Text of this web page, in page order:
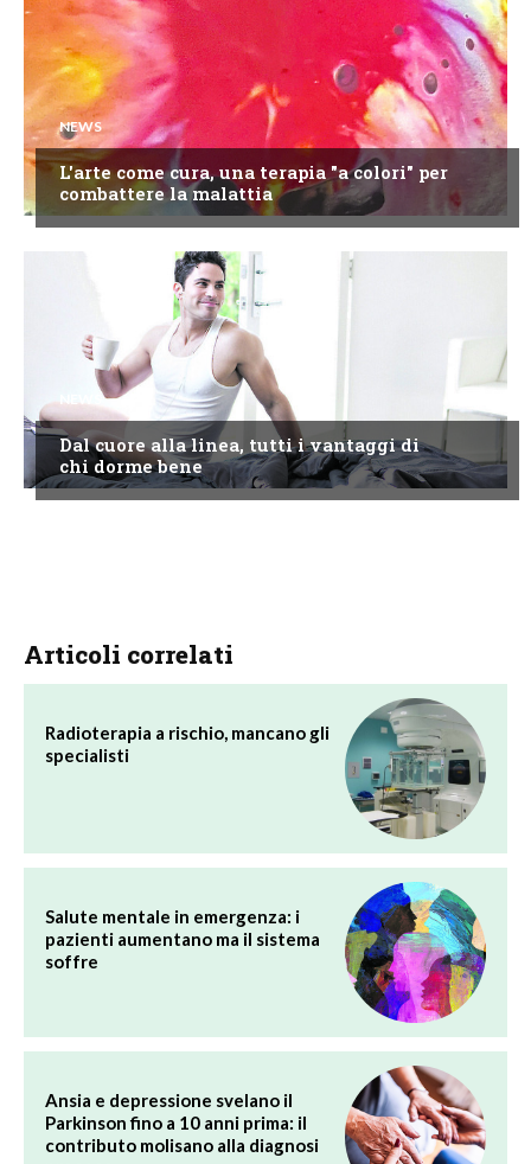
NEWS
L'arte come cura, una terapia "a colori" per
combattere la malattia
Dal cuore alla linea, tutti i vantaggi di
chi dorme bene
Articoli correlati
Radioterapia a rischio, mancano gli
specialisti
Salute mentale in emergenza: i
pazienti aumentano ma il sistema
soffre
Ansia e depressione svelano il
Parkinson fino a 10 anni prima: il
contributo molisano alla diagnosi